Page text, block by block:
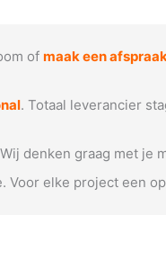
ofmaak een
. Totaal leverancier
denken graag met je
Voor elke project een